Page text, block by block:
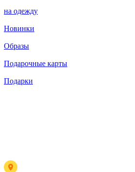
на одежду
Новинки
Образы
Подарочные карты
Подарки